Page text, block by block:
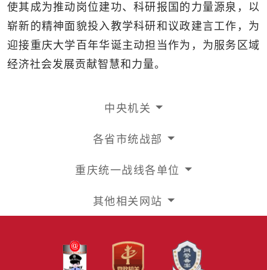
使其成为推动岗位建功、科研报国的力量源泉，以
崭新的精神面貌投入教学科研和议政建言工作，为
迎接重庆大学百年华诞主动担当作为，为服务区域
经济社会发展贡献智慧和力量。
中央机关
各省市统战部
重庆统一战线各单位
其他相关网站